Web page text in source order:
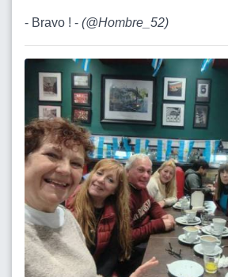
- Bravo ! - (@Hombre_52)